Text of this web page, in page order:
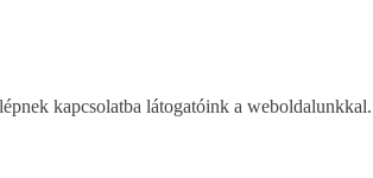
kapcsolatba látogatóink a weboldalunkkal.